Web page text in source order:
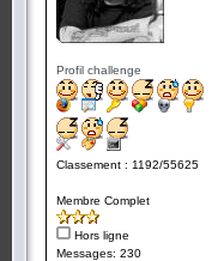
Profil challenge
Classement : 1192/55625
Membre Complet
Hors ligne
Messages: 230